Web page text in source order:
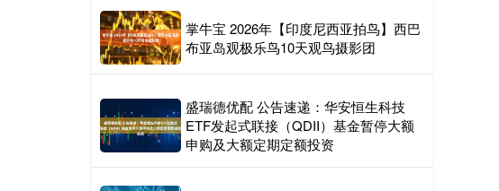
掌牛宝 2026年【印度尼西亚拍鸟】西巴
布亚岛观极乐鸟10天观鸟摄影团
盛瑞德优配 公告速递：华安恒生科技
ETF发起式联接（QDII）基金暂停大额
申购及大额定期定额投资